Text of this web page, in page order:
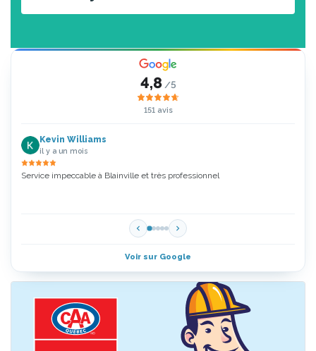
4,8 /5
151 avis
Kevin Williams
il y a un mois
Service impeccable à Blainville et très professionnel
Voir sur Google